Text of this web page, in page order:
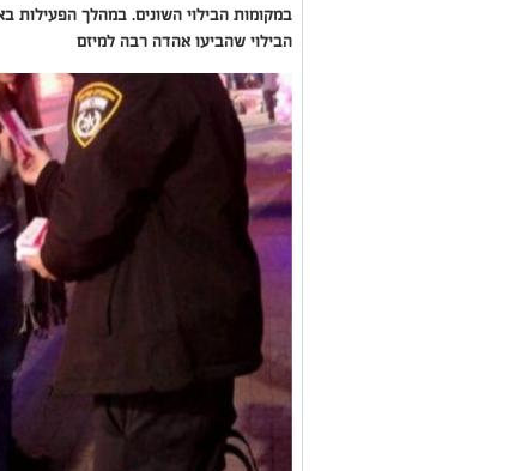
במקומות הבילוי השונים. במהלך הפעילות
הבילוי שהביעו אהדה רבה למיזם